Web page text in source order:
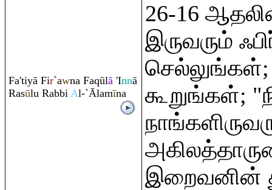
Fa'tiyā Fir`awna Faqūlā 'Innā
Rasūlu Rabbi Al-`Ālamīna
26-16
இருவரும்
கூறுங்கள்;
இறைவனின்